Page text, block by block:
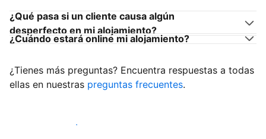
¿Qué pasa si un cliente causa algún
desperfecto en mi alojamiento?
¿Cuándo estará online mi alojamiento?
¿Tienes más preguntas? Encuentra respuestas a todas
ellas en nuestras preguntas frecuentes.
Empieza a recibir clientes